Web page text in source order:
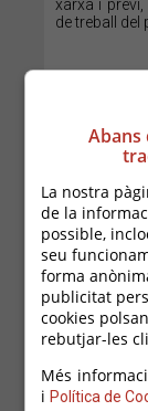
xarxa i
de treball del
02/12/2025
Nova
Aquest
Abans
La nostra
de la
possible,
seu
forma
publicitat
cookies
rebutjar-les
Més
iPolítica de